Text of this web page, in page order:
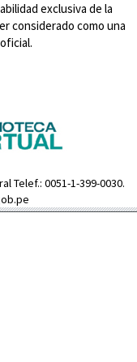
exclusiva de la
considerado como una
Telef.: 0051-1-399-0030.